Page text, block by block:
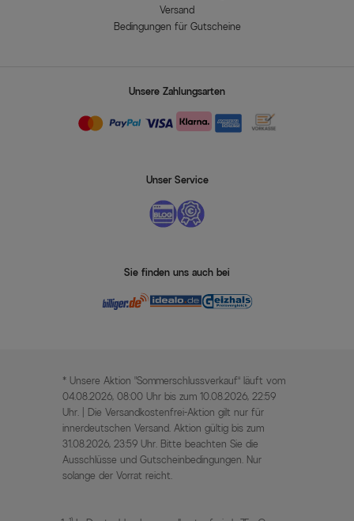
Versand
Bedingungen für Gutscheine
Unsere Zahlungsarten
Unser Service
Sie finden uns auch bei
* Unsere Aktion „Sommerschlussverkauf“ läuft vom
04.08.2026, 08:00 Uhr bis zum 10.08.2026, 22:59
Uhr. | Die Versandkostenfrei-Aktion gilt nur für
innerdeutschen Versand. Aktion gültig bis zum
31.08.2026, 23:59 Uhr. Bitte beachten Sie die
Ausschlüsse und Gutscheinbedingungen. Nur
solange der Vorrat reicht.